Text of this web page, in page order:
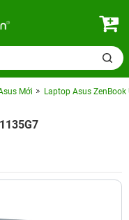
Mới Laptop Asus